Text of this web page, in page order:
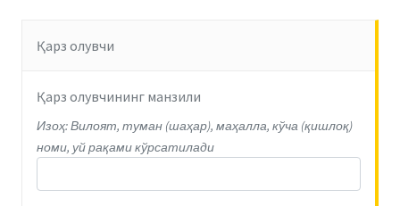
Қарз олувчи
Қарз олувчининг манзили
Изоҳ: Вилоят, туман (шаҳар), маҳалла, кўча (қишлоқ)
номи, уй рақами кўрсатилади